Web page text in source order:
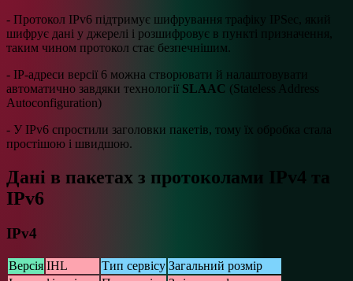
- Протокол IPv6 підтримує шифрування трафіку IPSec, який
шифрує дані у джерелі і розшифровує в пункті призначення,
таким чином протокол стає безпечнішим.
- IP-адреси версії 6 можна створювати й налаштовувати
автоматично завдяки технології SLAAC (Stateless Address
Autoconfiguration)
- У IPv6 спростили заголовки пакетів, тому їх обробка стала
простішою і швидшою.
Дані в пакетах з протоколами IPv4 та
IPv6
IPv4
Версія IHL Тип сервісу Загальний розмір